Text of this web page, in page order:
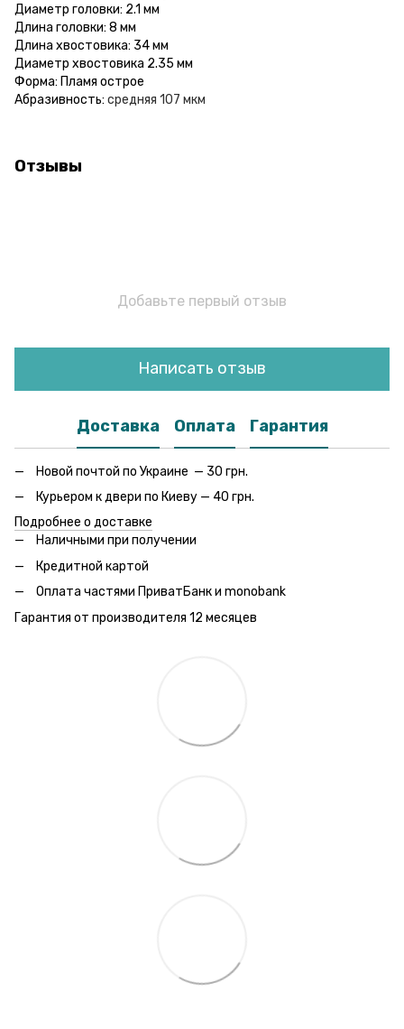
Диаметр головки: 2.1 мм
Длина головки: 8 мм
Длина хвостовика: 34 мм
Диаметр хвостовика 2.35 мм
Форма: Пламя острое
Абразивность: средняя 107 мкм
Отзывы
Добавьте первый отзыв
Написать отзыв
Доставка Оплата Гарантия
Новой почтой по Украине — 30 грн.
Курьером к двери по Киеву — 40 грн.
Подробнее о доставке
Наличными при получении
Кредитной картой
Оплата частями ПриватБанк и monobank
Гарантия от производителя 12 месяцев